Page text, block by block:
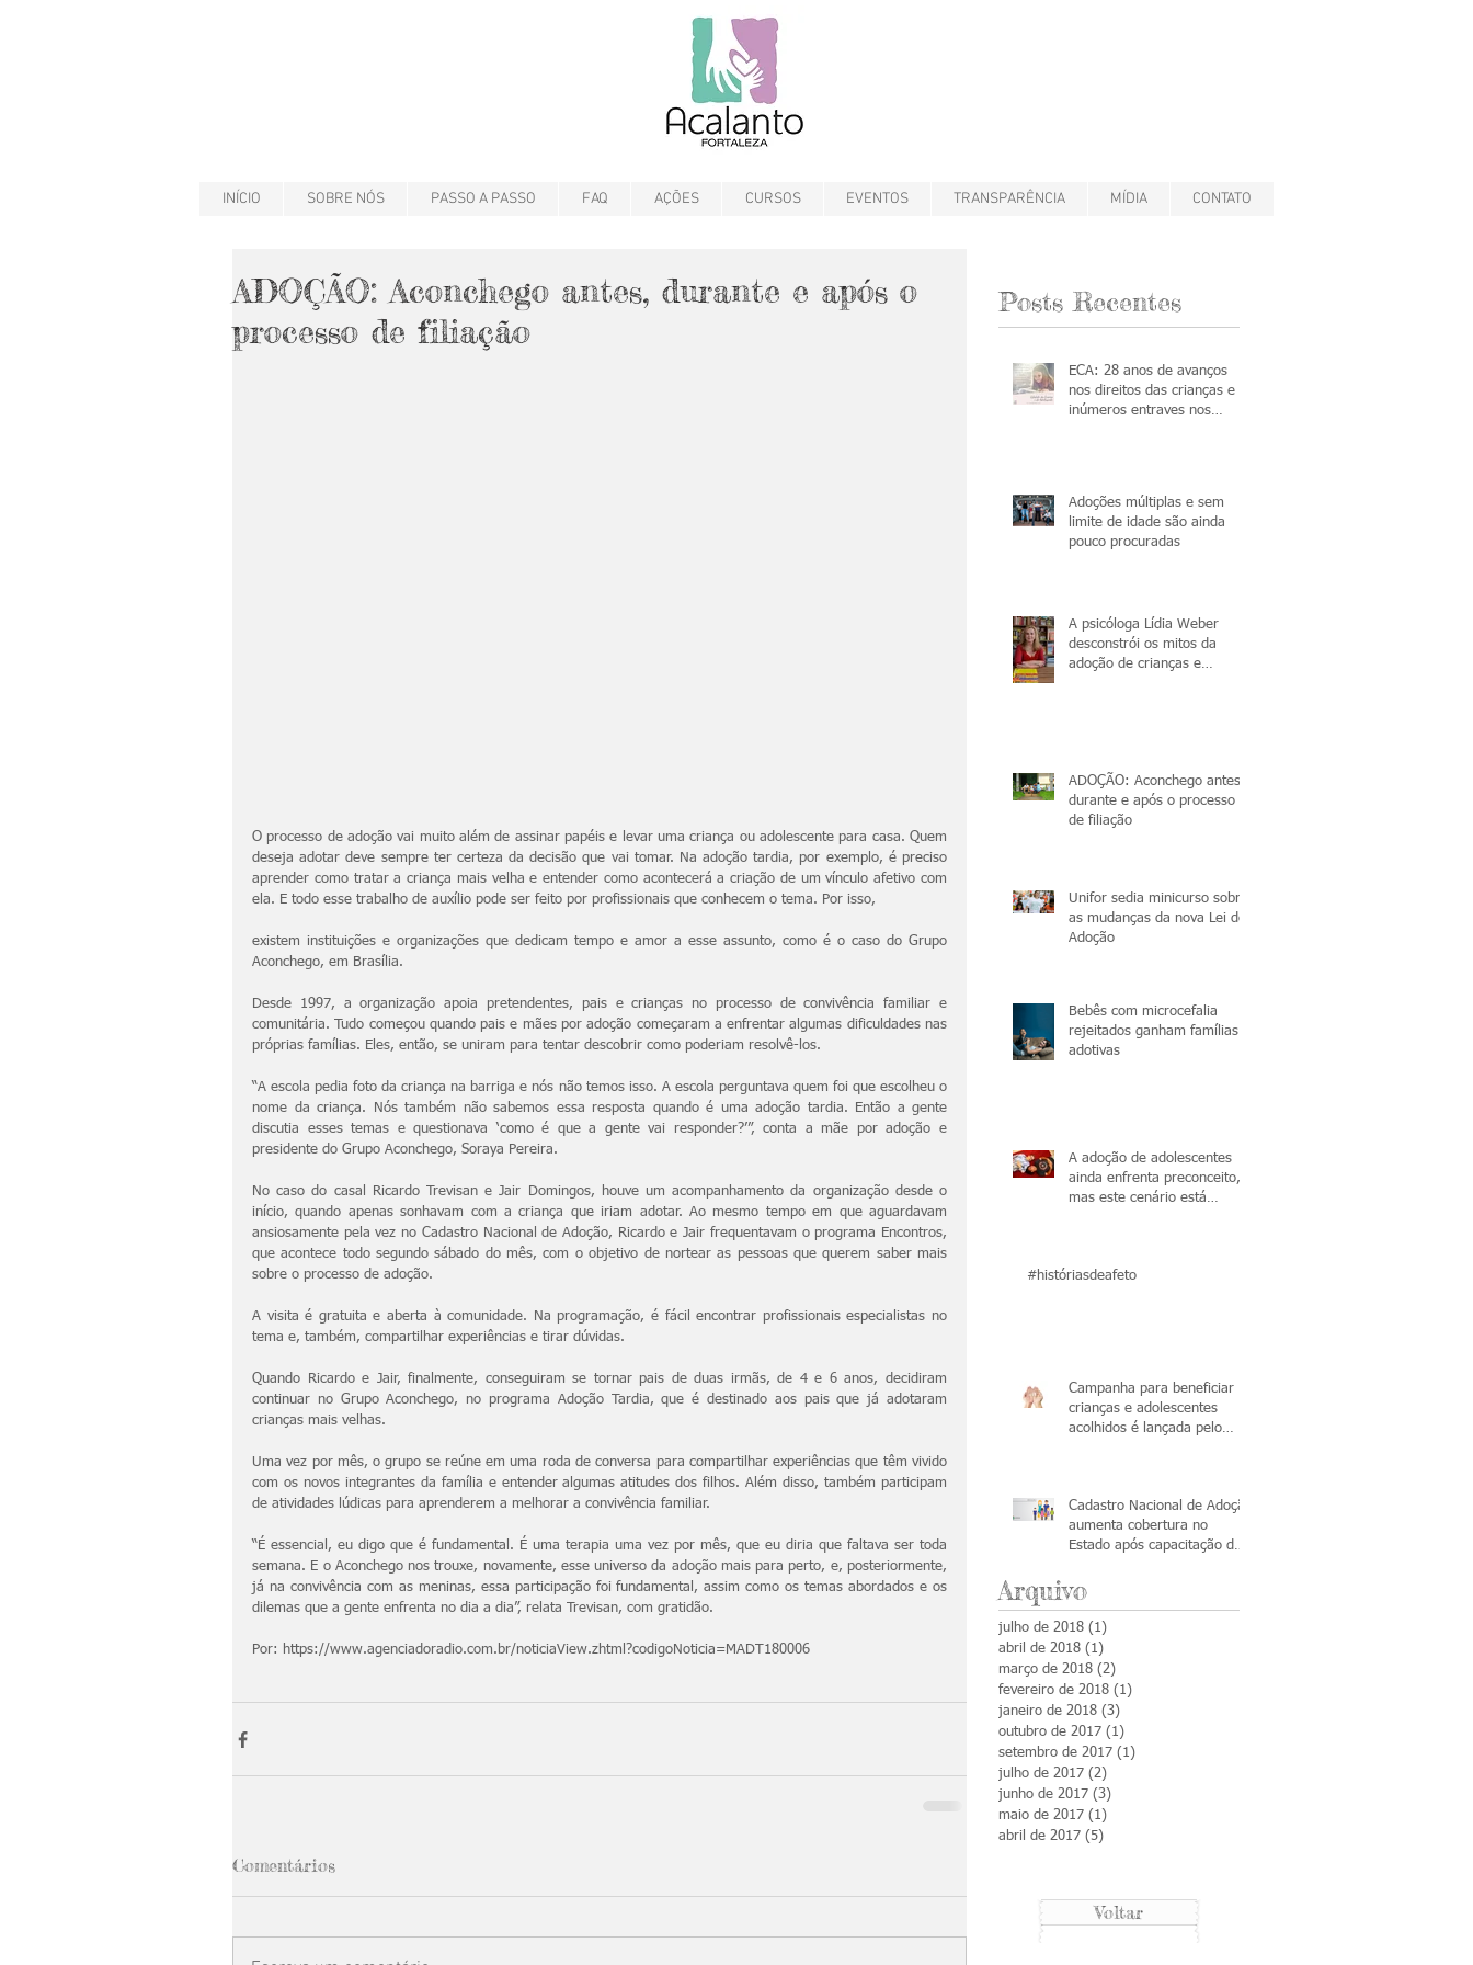
INÍCIO SOBRE NÓS PASSO A PASSO FAQ AÇÕES CURSOS EVENTOS TRANSPARÊNCIA MÍDIA CONTATO
ADOÇÃO: Aconchego antes, durante e após o
processo de filiação
O processo de adoção vai muito além de assinar papéis e levar uma criança ou adolescente para casa. Quem
deseja adotar deve sempre ter certeza da decisão que vai tomar. Na adoção tardia, por exemplo, é preciso
aprender como tratar a criança mais velha e entender como acontecerá a criação de um vínculo afetivo com
ela. E todo esse trabalho de auxílio pode ser feito por profissionais que conhecem o tema. Por isso,
existem instituições e organizações que dedicam tempo e amor a esse assunto, como é o caso do Grupo
Aconchego, em Brasília.
Desde 1997, a organização apoia pretendentes, pais e crianças no processo de convivência familiar e
comunitária. Tudo começou quando pais e mães por adoção começaram a enfrentar algumas dificuldades nas
próprias famílias. Eles, então, se uniram para tentar descobrir como poderiam resolvê-los.
“A escola pedia foto da criança na barriga e nós não temos isso. A escola perguntava quem foi que escolheu o
nome da criança. Nós também não sabemos essa resposta quando é uma adoção tardia. Então a gente
discutia esses temas e questionava ‘como é que a gente vai responder?’”, conta a mãe por adoção e
presidente do Grupo Aconchego, Soraya Pereira.
No caso do casal Ricardo Trevisan e Jair Domingos, houve um acompanhamento da organização desde o
início, quando apenas sonhavam com a criança que iriam adotar. Ao mesmo tempo em que aguardavam
ansiosamente pela vez no Cadastro Nacional de Adoção, Ricardo e Jair frequentavam o programa Encontros,
que acontece todo segundo sábado do mês, com o objetivo de nortear as pessoas que querem saber mais
sobre o processo de adoção.
A visita é gratuita e aberta à comunidade. Na programação, é fácil encontrar profissionais especialistas no
tema e, também, compartilhar experiências e tirar dúvidas.
Quando Ricardo e Jair, finalmente, conseguiram se tornar pais de duas irmãs, de 4 e 6 anos, decidiram
continuar no Grupo Aconchego, no programa Adoção Tardia, que é destinado aos pais que já adotaram
crianças mais velhas.
Uma vez por mês, o grupo se reúne em uma roda de conversa para compartilhar experiências que têm vivido
com os novos integrantes da família e entender algumas atitudes dos filhos. Além disso, também participam
de atividades lúdicas para aprenderem a melhorar a convivência familiar.
“É essencial, eu digo que é fundamental. É uma terapia uma vez por mês, que eu diria que faltava ser toda
semana. E o Aconchego nos trouxe, novamente, esse universo da adoção mais para perto, e, posteriormente,
já na convivência com as meninas, essa participação foi fundamental, assim como os temas abordados e os
dilemas que a gente enfrenta no dia a dia”, relata Trevisan, com gratidão.
Por: https://www.agenciadoradio.com.br/noticiaView.zhtml?codigoNoticia=MADT180006
Comentários
Posts Recentes
ECA: 28 anos de avanços
nos direitos das crianças e
inúmeros entraves nos
Adoções múltiplas e sem
limite de idade são ainda
pouco procuradas
A psicóloga Lídia Weber
desconstrói os mitos da
adoção de crianças e
ADOÇÃO: Aconchego antes,
durante e após o processo
de filiação
Unifor sedia minicurso sobre
as mudanças da nova Lei de
Adoção
Bebês com microcefalia
rejeitados ganham famílias
adotivas
A adoção de adolescentes
ainda enfrenta preconceito,
mas este cenário está
#históriasdeafeto
Campanha para beneficiar
crianças e adolescentes
acolhidos é lançada pelo
Cadastro Nacional de Adoção
aumenta cobertura no
Estado após capacitação de
Arquivo
julho de 2018 (1)
abril de 2018 (1)
março de 2018 (2)
fevereiro de 2018 (1)
janeiro de 2018 (3)
outubro de 2017 (1)
setembro de 2017 (1)
julho de 2017 (2)
junho de 2017 (3)
maio de 2017 (1)
abril de 2017 (5)
Voltar